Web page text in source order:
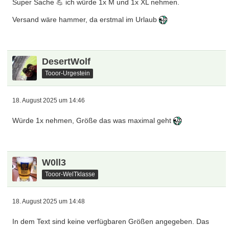
Super Sache 💪 ich würde 1x M und 1x XL nehmen.
Versand wäre hammer, da erstmal im Urlaub
DesertWolf
Tooor-Urgestein
18. August 2025 um 14:46
Würde 1x nehmen, Größe das was maximal geht
W0ll3
Tooor-WelTklasse
18. August 2025 um 14:48
In dem Text sind keine verfügbaren Größen angegeben. Das